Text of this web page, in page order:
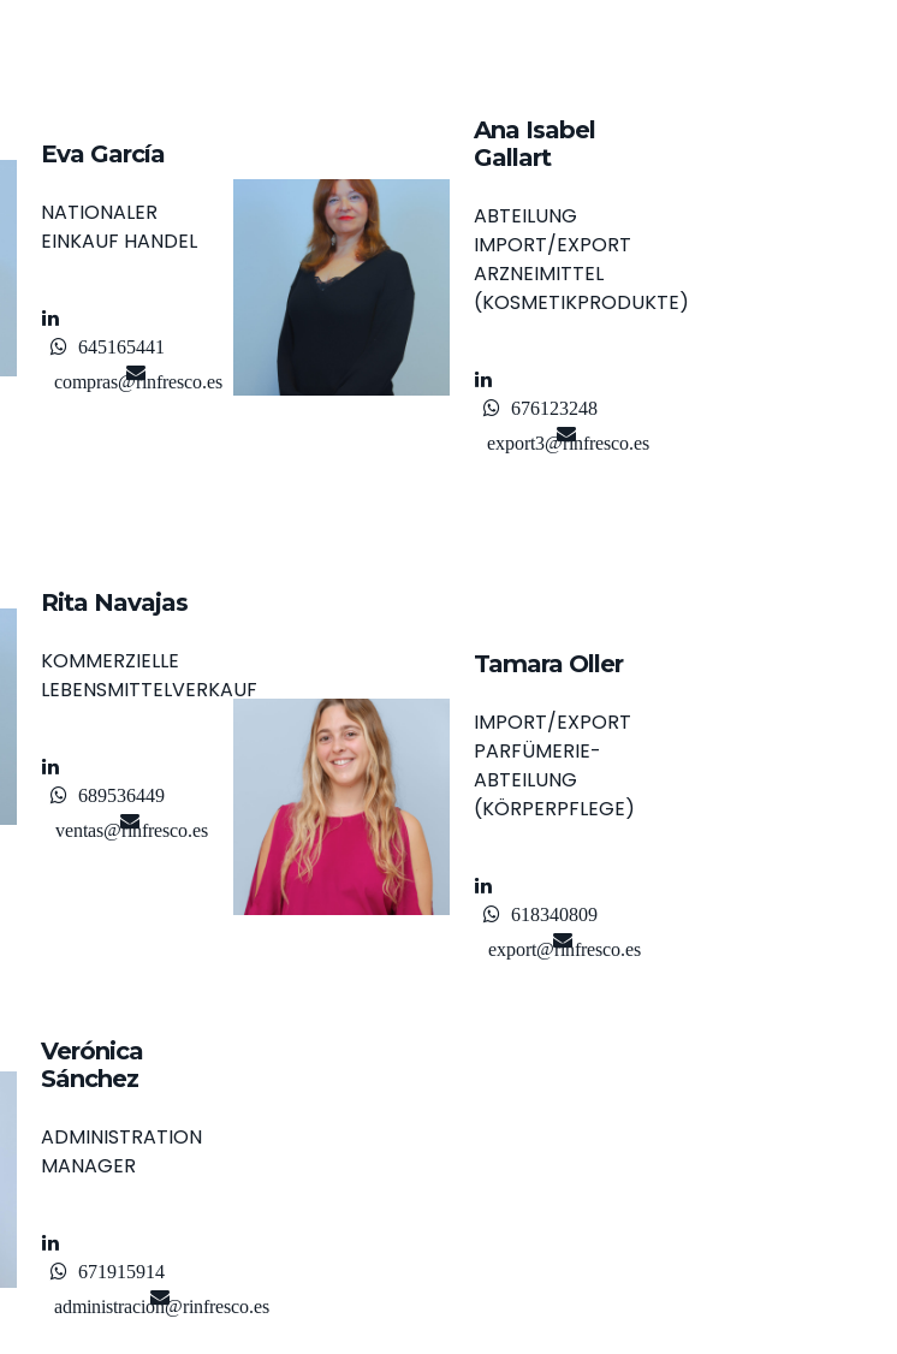
Ana Isabel
Gallart
ABTEILUNG
IMPORT/EXPORT
ARZNEIMITTEL
(KOSMETIKPRODUKTE)
676123248
export3@rinfresco.es
Eva García
NATIONALER
EINKAUF HANDEL
645165441
compras@rinfresco.es
Rita Navajas
KOMMERZIELLE
LEBENSMITTELVERKAUF
689536449
ventas@rinfresco.es
Tamara Oller
IMPORT/EXPORT
PARFÜMERIE-
ABTEILUNG
(KÖRPERPFLEGE)
618340809
export@rinfresco.es
Verónica
Sánchez
ADMINISTRATION
MANAGER
671915914
administracion@rinfresco.es